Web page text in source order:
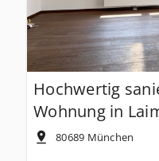
Hochwertig
Wohnung in
80689 München